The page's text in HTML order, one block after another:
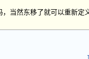
当然东移了就可以重新定